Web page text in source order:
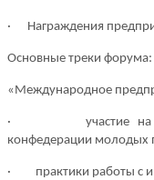
· Награждения
Основные треки форума:
«Международное
· участие
конфедерации молодых
· практики работы с